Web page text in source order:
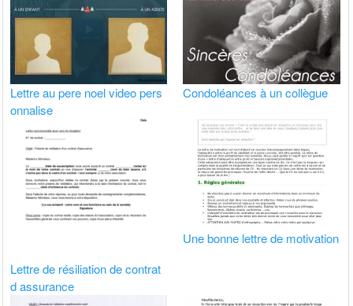
Lettre au pere noel video pers
onnalise
Condoléances à un collègue
Lettre de résiliation de contrat
d assurance
Une bonne lettre de motivation